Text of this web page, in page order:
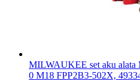
MILWAUKEE set aku
0 M18 FPP2B3-502X,